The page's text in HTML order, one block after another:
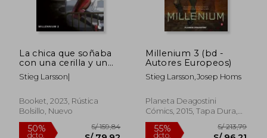
La chica que soñaba
con una cerilla y un
bidón de
Stieg Larsson|
Booket, 2023, Rústica
Bolsillo, Nuevo
Millenium 3 (bd -
Autores Europeos)
Stieg Larsson,Josep Homs
Planeta Deagostini
Cómics, 2015, Tapa Dura,
Nuevo